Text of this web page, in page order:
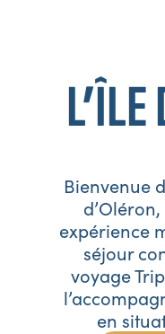
Bienvenue
expérience
séjour
voyage
en